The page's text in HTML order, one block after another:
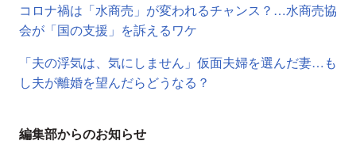
コロナ禍は「水商売」が変われるチャンス？…水商売協
会が「国の支援」を訴えるワケ
「夫の浮気は、気にしません」仮面夫婦を選んだ妻…も
し夫が離婚を望んだらどうなる？
編集部からのお知らせ